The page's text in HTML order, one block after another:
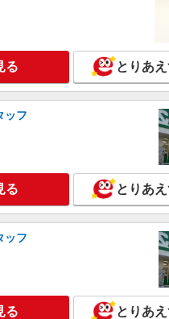
オプション（
ミネラルウォーターのキカイ操
視・資材整理/日払いOK
時給1,400円 交通費：既定支給
詳細を
ビス/お仕事No/0869999
視検査・梱包作業
時給1150円 月収例：193、000
例）（残業・休日出勤手当て等が
群馬県邑楽郡板倉町 ＊車・バイ
詳細を
る とりあ
ッフ
る とりあ
ッフ
る とりあ